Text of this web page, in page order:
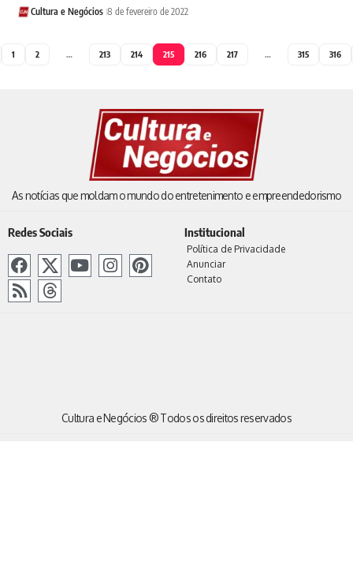
Cultura e Negócios 8 de fevereiro de 2022
1 2 … 213 214 215 216 217 … 315 316
As notícias que moldam o mundo do entretenimento e empreendedorismo
Redes Sociais Institucional
Política de Privacidade
Anunciar
Contato
Cultura e Negócios ® Todos os direitos reservados